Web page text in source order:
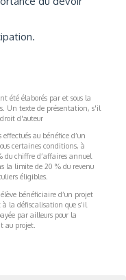
été élaborés par et sous la
Un texte de présentation, s'il
d'auteur
au bénéfice d’un
certaines conditions, à
du chiffre d’affaires annuel
la limite de 20 % du revenu
éligibles.
bénéficiaire d’un projet
la défiscalisation que s’il
par ailleurs pour la
au projet.